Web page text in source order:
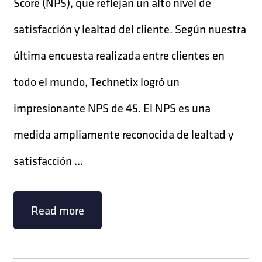
satisfacción y lealtad del cliente. Según nuestra
última encuesta realizada entre clientes en
todo el mundo, Technetix logró un
impresionante NPS de 45. El NPS es una
medida ampliamente reconocida de lealtad y
satisfacción ...
Read more